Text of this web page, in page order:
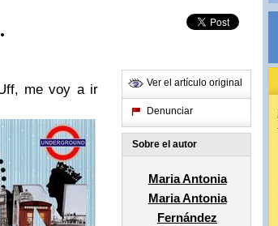
me voy a ir
Ver el artículo original
Denunciar
Sobre el autor
Maria Antonia
Maria Antonia
Fernández